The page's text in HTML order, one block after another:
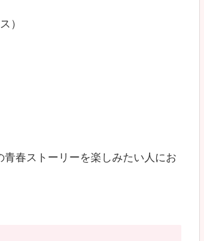
）
春ストーリーを楽しみたい人にお